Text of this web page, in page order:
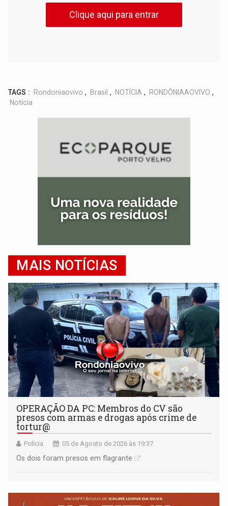
Clique aqui para entrar
TAGS : Rondoniaovivo , Brasil , NOTÍCIA , RONDÔNIAAOVIVO ,
Notícia
MAIS NOTÍCIAS
OPERAÇÃO DA PC: Membros do CV são
presos com armas e drogas após crime de
tortur@
Polícia 05 de Agosto de 2026 às 19:37
Os dois foram presos em flagrante